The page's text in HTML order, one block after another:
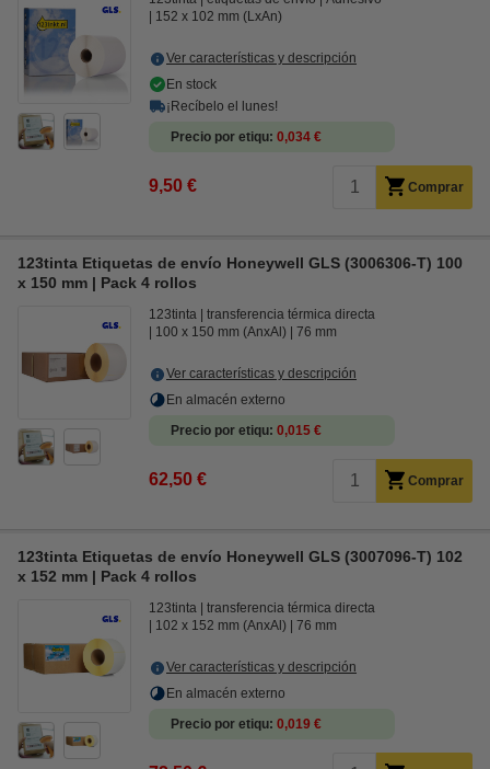
152 x 102 mm (LxAn)
Ver características y descripción
En stock
¡Recíbelo el lunes!
Precio por etiqu 0,034 €
9,50 € Comprar
123tinta Etiquetas de envío Honeywell GLS (3006306-T) 100
x 150 mm | Pack 4 rollos
123tinta
transferencia térmica directa
100 x 150 mm (AnxAl)
76 mm
Ver características y descripción
En almacén externo
Precio por etiqu 0,015 €
62,50 € Comprar
123tinta Etiquetas de envío Honeywell GLS (3007096-T) 102
x 152 mm | Pack 4 rollos
123tinta
transferencia térmica directa
102 x 152 mm (AnxAl)
76 mm
Ver características y descripción
En almacén externo
Precio por etiqu 0,019 €